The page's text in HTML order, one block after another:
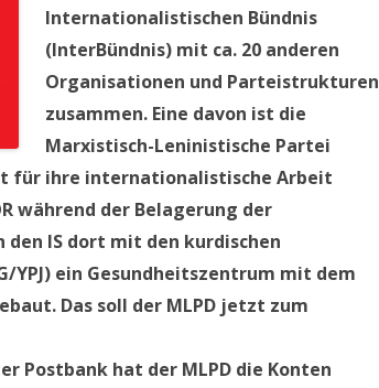
Internationalistischen Bündnis
(InterBündnis) mit ca. 20 anderen
Organisationen und Parteistrukturen
zusammen. Eine davon ist die
Marxistisch-Leninistische Partei
für ihre internationalistische Arbeit
während der Belagerung der
den IS dort mit den kurdischen
YPJ) ein Gesundheitszentrum mit dem
Das soll der MLPD jetzt zum
Postbank hat der MLPD die Konten